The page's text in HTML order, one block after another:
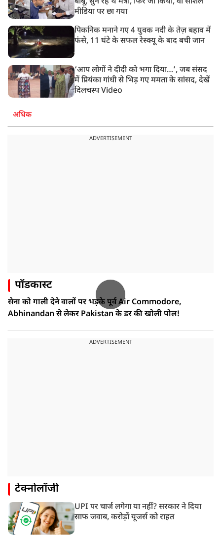
मीडिया पर छा गया
पिकनिक मनाने गए 4 युवक नदी के तेज़ बहाव में
फंसे, 11 घंटे के सफल रेस्क्यू के बाद बची जान
‘आप लोगों ने दीदी को भगा दिया…’, जब संसद
में प्रियंका गांधी से भिड़ गए ममता के सांसद, देखें
दिलचस्प Video
अधिक
ADVERTISEMENT
पॉडकास्ट
सेना को गाली देने वालों पर भड़के पूर्व Air Commodore,
Abhinandan से लेकर Pakistan के डर की खोली पोल!
ADVERTISEMENT
टेक्नोलॉजी
UPI पर चार्ज लगेगा या नहीं? सरकार ने दिया
साफ जवाब, करोड़ों यूजर्स को राहत